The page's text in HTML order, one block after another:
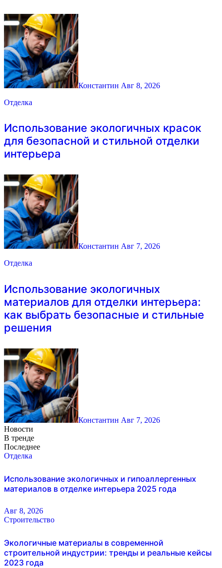
Константин Авг 8, 2026
Отделка
Использование экологичных красок
для безопасной и стильной отделки
интерьера
Константин Авг 7, 2026
Отделка
Использование экологичных
материалов для отделки интерьера:
как выбрать безопасные и стильные
решения
Константин Авг 7, 2026
Новости
В тренде
Последнее
Отделка
Использование экологичных и гипоаллергенных
материалов в отделке интерьера 2025 года
Авг 8, 2026
Строительство
Экологичные материалы в современной
строительной индустрии: тренды и реальные кейсы
2023 года